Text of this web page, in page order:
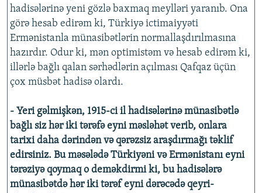
hadisələrinə yeni gözlə baxmaq meylləri yaranıb. Ona
görə hesab edirəm ki, Türkiyə ictimaiyyəti
Ermənistanla münasibətlərin normallaşdırılmasına
hazırdır. Odur ki, mən optimistəm və hesab edirəm ki,
illərlə bağlı qalan sərhədlərin açılması Qafqaz üçün
çox müsbət hadisə olardı.
- Yeri gəlmişkən, 1915-ci il hadisələrinə münasibətlə
bağlı siz hər iki tərəfə eyni məsləhət verib, onlara
tarixi daha dərindən və qərəzsiz araşdırmağı təklif
edirsiniz. Bu məsələdə Türkiyəni və Ermənistanı eyni
tərəziyə qoymaq o deməkdirmi ki, bu hadisələrə
münasibətdə hər iki tərəf eyni dərəcədə qeyri-